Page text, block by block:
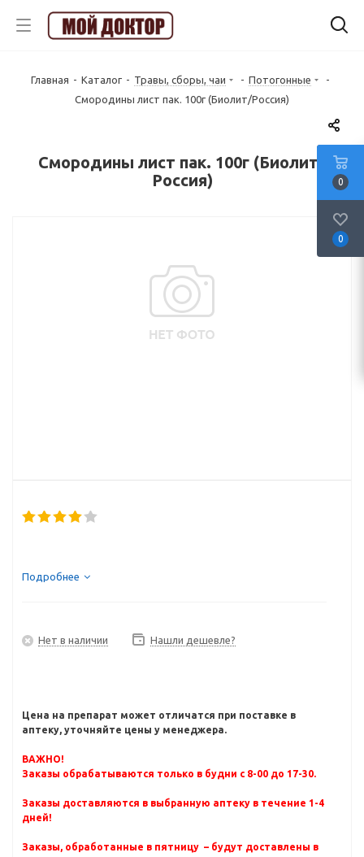
Главная - Каталог - Травы, сборы, чаи - Потогонные
-
Смородины лист пак. 100г (Биолит/Россия)
Смородины лист пак. 100г (Биолит/
Россия)
Подробнее
Нет в наличии Нашли дешевле?
Цена на препарат может отличатся при поставке в
аптеку, уточняйте цены у менеджера.
ВАЖНО!
Заказы обрабатываются только в будни с 8-00 до 17-30.
Заказы доставляются в выбранную аптеку в течение 1-4
дней!
Заказы, обработанные в пятницу – будут доставлены в
0
0